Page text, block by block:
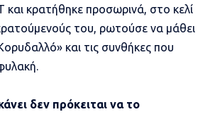
κρατήθηκε προσωρινά, στο κελί
του, ρωτούσε να μάθει
και τις συνθήκες που
δεν πρόκειται να το